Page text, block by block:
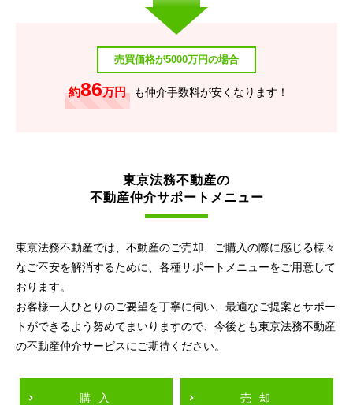
売買価格が5000万円の場合
約86万円 も仲介手数料が安くなります！
東京法務不動産の
不動産仲介サポートメニュー
東京法務不動産では、不動産のご売却、ご購入の際に感じる様々
なご不安を解消するために、各種サポートメニューをご用意して
おります。
お客様一人ひとりのご要望を丁寧に伺い、最適なご提案とサポー
トができるよう努めてまいりますので、今後とも東京法務不動産
の不動産仲介サービスにご期待ください。
購入 売却